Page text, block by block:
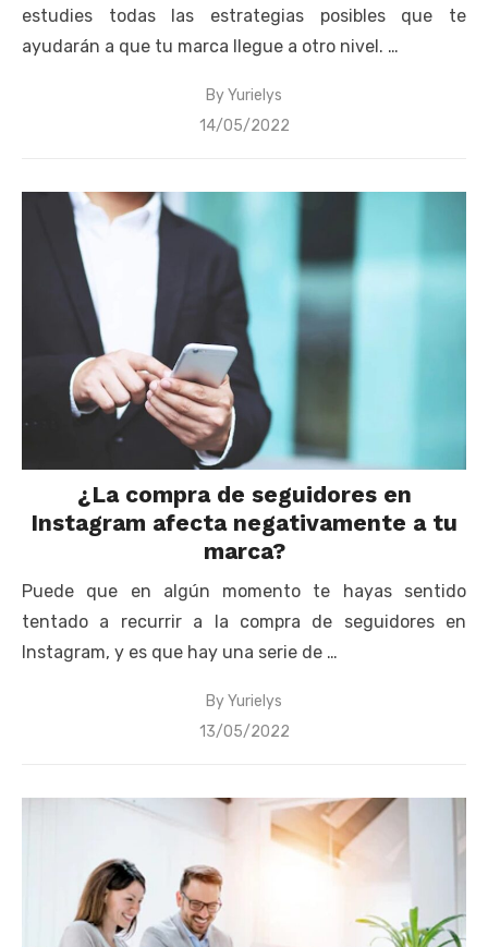
estudies todas las estrategias posibles que te
ayudarán a que tu marca llegue a otro nivel. …
ByYurielys
Posted
14/05/2022
¿La compra de seguidores en
Instagram afecta negativamente a tu
marca?
Puede que en algún momento te hayas sentido
tentado a recurrir a la compra de seguidores en
Instagram, y es que hay una serie de …
ByYurielys
Posted
13/05/2022